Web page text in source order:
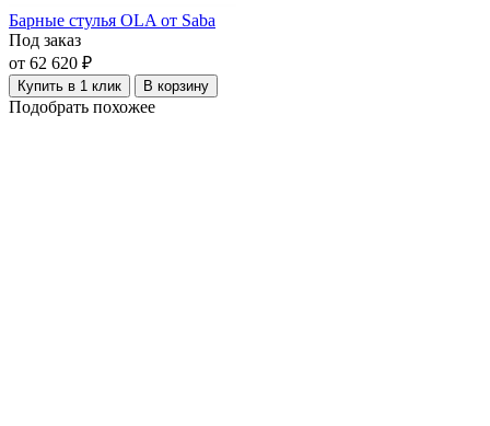
Барные стулья OLA от Saba
Под заказ
от 62 620 ₽
Купить в 1 клик В корзину
Подобрать похожее